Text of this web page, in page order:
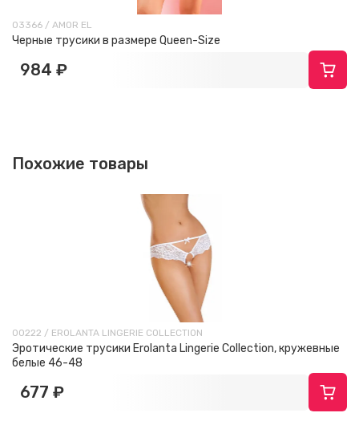
03366 / AMOR EL
Черные трусики в размере Queen-Size
984 ₽
Похожие товары
00222 / EROLANTA LINGERIE COLLECTION
Эротические трусики Erolanta Lingerie Collection, кружевные
белые 46-48
677 ₽